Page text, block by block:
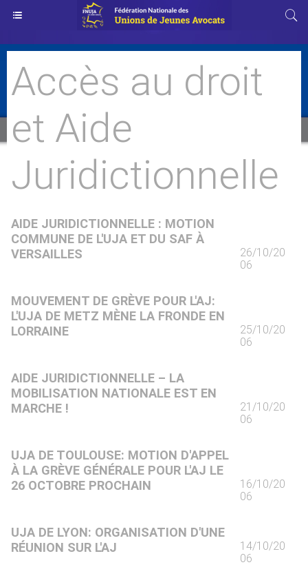
Accès au droit
et Aide
Juridictionnelle
AIDE JURIDICTIONNELLE : MOTION
COMMUNE DE L'UJA ET DU SAF À
VERSAILLES
26/10/20
06
MOUVEMENT DE GRÈVE POUR L'AJ:
L'UJA DE METZ MÈNE LA FRONDE EN
LORRAINE
25/10/20
06
AIDE JURIDICTIONNELLE – LA
MOBILISATION NATIONALE EST EN
MARCHE !
21/10/20
06
UJA DE TOULOUSE: MOTION D'APPEL
À LA GRÈVE GÉNÉRALE POUR L'AJ LE
26 OCTOBRE PROCHAIN
16/10/20
06
UJA DE LYON: ORGANISATION D'UNE
RÉUNION SUR L'AJ
14/10/20
06